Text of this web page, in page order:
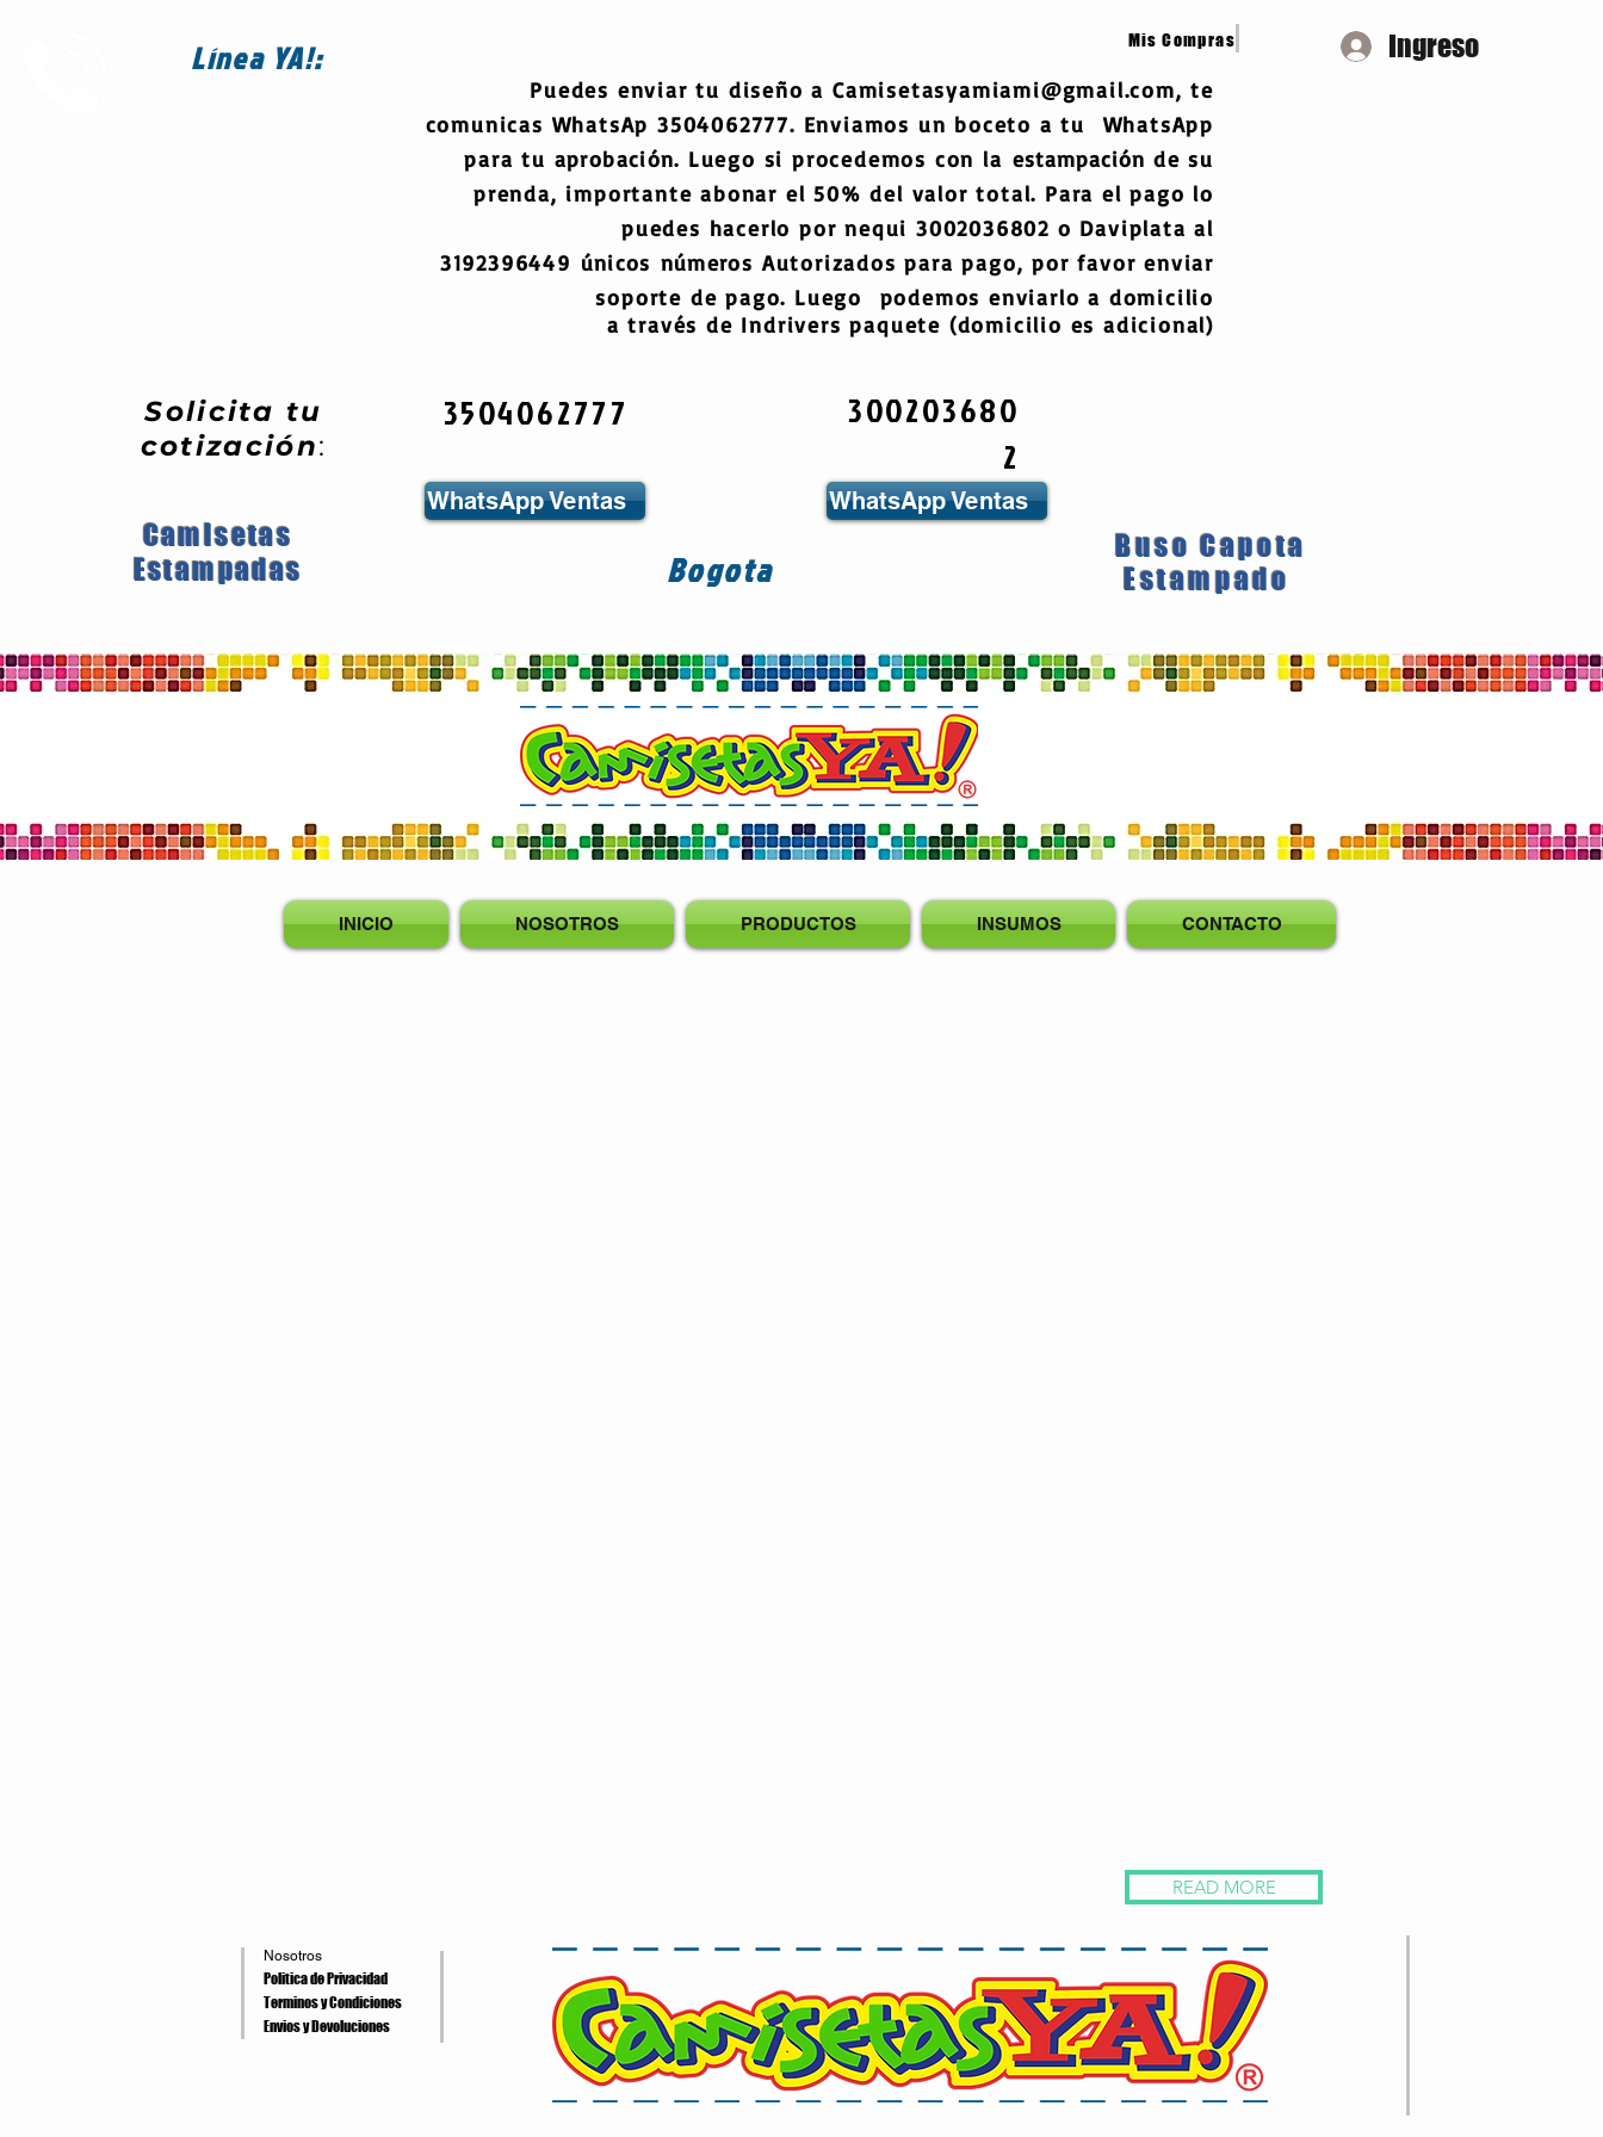
LíneaYA!:
Solicita tu
cotización:
Camisetas
Estampadas
Mis Compras Ingreso
Puedes enviar tu diseño a Camisetasyamiami@gmail.com, te
comunicas WhatsAp 3504062777. Enviamos un boceto a tu WhatsApp
para tu aprobación. Luego si procedemos con la estampación de su
prenda, importante abonar el 50% del valor total. Para el pago lo
puedes hacerlo por nequi 3002036802 o Daviplata al
3192396449 únicos números Autorizados para pago, por favor enviar
soporte de pago. Luego podemos enviarlo a domicilio
a través de Indrivers paquete (domicilio es adicional)
3504062777
WhatsApp Ventas
Bogota
300203680
2
WhatsApp Ventas
Buso Capota
Estampado
INICIO NOSOTROS PRODUCTOS INSUMOS CONTACTO
READ MORE
Nosotros
Politica de Privacidad
Terminos y Condiciones
Envios y Devoluciones